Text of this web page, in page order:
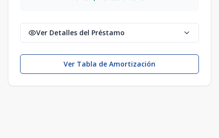
Ver Detalles del Préstamo
Ver Tabla de Amortización